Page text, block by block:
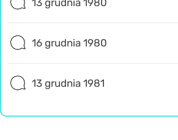
16 grudnia 1980
13 grudnia 1981